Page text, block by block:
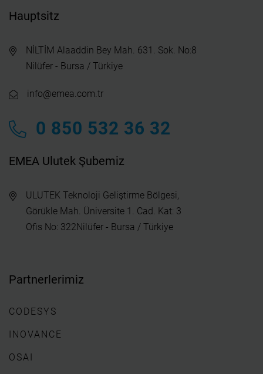
Hauptsitz
NİLTİM Alaaddin Bey Mah. 631. Sok. No:8
Nilüfer - Bursa / Türkiye
info@emea.com.tr
0 850 532 36 32
EMEA Ulutek Şubemiz
ULUTEK Teknoloji Geliştirme Bölgesi,
Görükle Mah. Üniversite 1. Cad. Kat: 3
Ofis No: 322Nilüfer - Bursa / Türkiye
Partnerlerimiz
CODESYS
INOVANCE
OSAI